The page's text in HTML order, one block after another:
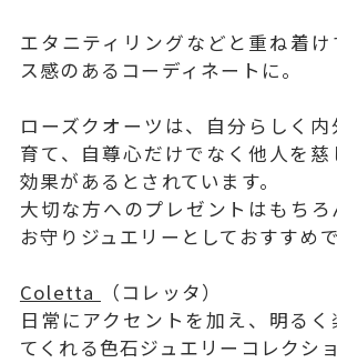
エタニティリングなどと重ね着
ス感のあるコーディネートに。
ローズクオーツは、自分らしく
育て、自尊心だけでなく他人を
効果があるとされています。
大切な方へのプレゼントはもち
お守りジュエリーとしておすすめで
Coletta
（コレッタ）
日常にアクセントを加え、明る
てくれる色石ジュエリーコレクショ